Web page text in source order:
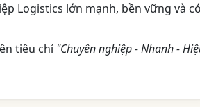
Logistics lớn mạnh, bền vững và
tiêu chí"Chuyên nghiệp - Nhanh -